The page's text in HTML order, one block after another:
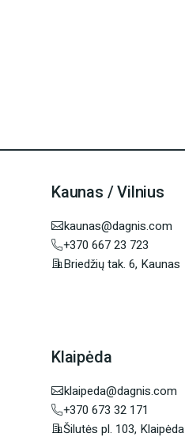
Kaunas / Vilnius
kaunas@dagnis.com
+370 667 23 723
Briedžių tak. 6, Kaunas
Klaipėda
klaipeda@dagnis.com
+370 673 32 171
Šilutės pl. 103, Klaipėda